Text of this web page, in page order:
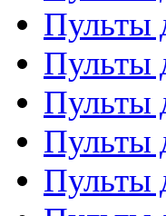
Пульты
Пульты
Пульты
Пульты
Пульты